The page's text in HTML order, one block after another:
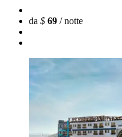
da $ 69 / notte